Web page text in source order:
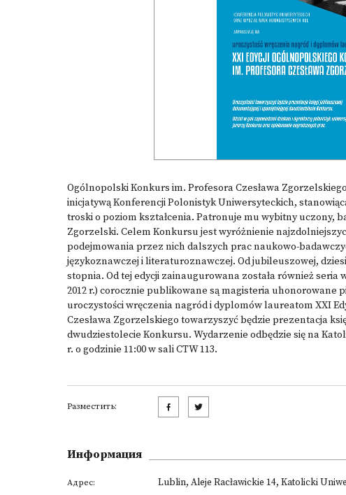
Ogólnopolski Konkurs im. Profesora Czesława
inicjatywą Konferencji Polonistyk Uniwersyteckich,
troski o poziom kształcenia. Patronuje mu wybitny uczony,
Zgorzelski. Celem Konkursu jest wyróżnienie
podejmowania przez nich dalszych prac naukowo-
językoznawczej i literaturoznawczej. Od jubileuszowej,
stopnia. Od tej edycji zainaugurowana została również seria
2012 r.) corocznie publikowane są magisteria uhonorowane
uroczystości wręczenia nagród i dyplomów laureatom XXI
Czesława Zgorzelskiego towarzyszyć będzie prezentacja
dwudziestolecie Konkursu. Wydarzenie odbędzie się na
r. o godzinie 11:00 w sali CTW 113.
Разместить:
Информация
Адрес: Lublin, Aleje Racławickie 14, Katolicki